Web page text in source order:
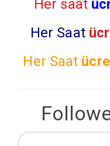
Her saat
Her Saat
Her Saat